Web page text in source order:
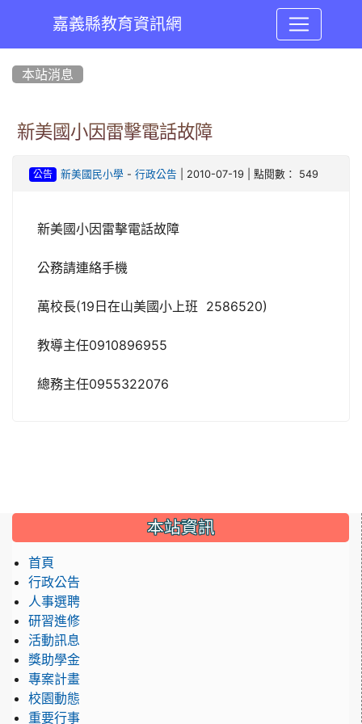
嘉義縣教育資訊網
本站消息
新美國小因雷擊電話故障
公告 新美國民小學- 行政公告 | 2010-07-19 | 點閱數： 549
新美國小因雷擊電話故障
公務請連絡手機
萬校長(19日在山美國小上班 2586520)
教導主任0910896955
總務主任0955322076
::: 本站資訊
首頁
行政公告
人事選聘
研習進修
活動訊息
獎助學金
專案計畫
校園動態
重要行事